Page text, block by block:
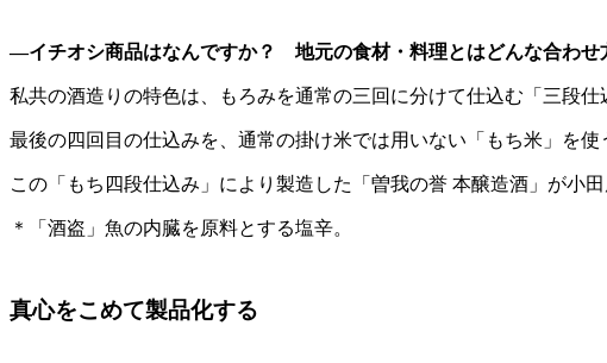
―イチオシ商品はなんですか？ 地元の食材・料理とはどんな合わせ
私共の酒造りの特色は、もろみを通常の三回に分けて仕込む「三段
最後の四回目の仕込みを、通常の掛け米では用いない「もち米」を
この「もち四段仕込み」により製造した「曽我の誉 本醸造酒」が小
＊「酒盗」魚の内臓を原料とする塩辛。
真心をこめて製品化する